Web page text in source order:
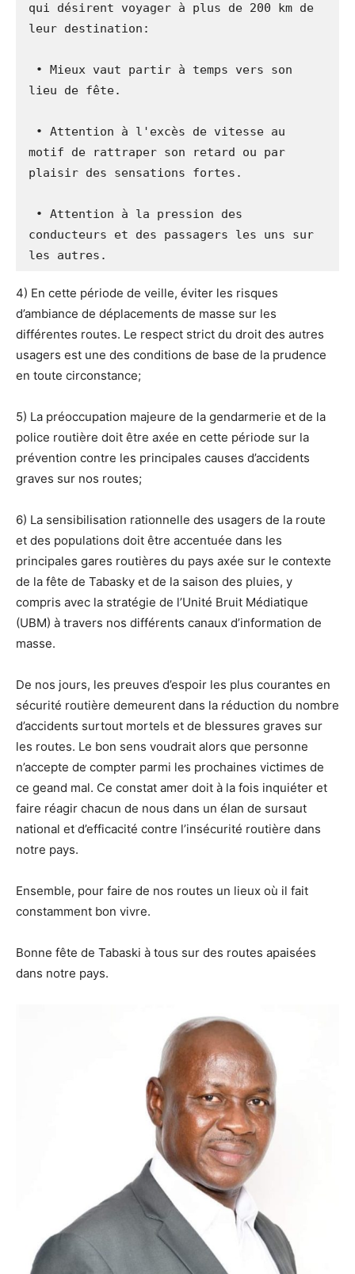
qui désirent voyager à plus de 200 km de
leur destination:
lieu de fête.
motif de rattraper son retard ou par
plaisir des sensations fortes.
conducteurs et des passagers les uns sur
les autres.
4) En cette période de veille, éviter les risques
d’ambiance de déplacements de masse sur les
différentes routes. Le respect strict du droit des autres
usagers est une des conditions de base de la prudence
en toute circonstance;
5) La préoccupation majeure de la gendarmerie et de la
police routière doit être axée en cette période sur la
prévention contre les principales causes d’accidents
graves sur nos routes;
6) La sensibilisation rationnelle des usagers de la route
et des populations doit être accentuée dans les
principales gares routières du pays axée sur le contexte
de la fête de Tabasky et de la saison des pluies, y
compris avec la stratégie de l’Unité Bruit Médiatique
(UBM) à travers nos différents canaux d’information de
masse.
De nos jours, les preuves d’espoir les plus courantes en
sécurité routière demeurent dans la réduction du nombre
d’accidents surtout mortels et de blessures graves sur
les routes. Le bon sens voudrait alors que personne
n’accepte de compter parmi les prochaines victimes de
ce geand mal. Ce constat amer doit à la fois inquiéter et
faire réagir chacun de nous dans un élan de sursaut
national et d’efficacité contre l’insécurité routière dans
notre pays.
Ensemble, pour faire de nos routes un lieux où il fait
constamment bon vivre.
Bonne fête de Tabaski à tous sur des routes apaisées
dans notre pays.